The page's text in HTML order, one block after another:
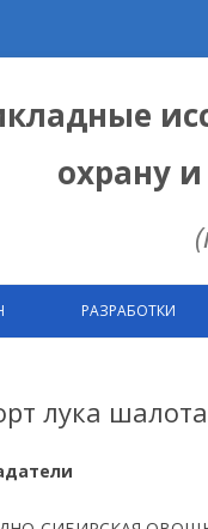
охрану
РАЗРАБОТКИ
лука